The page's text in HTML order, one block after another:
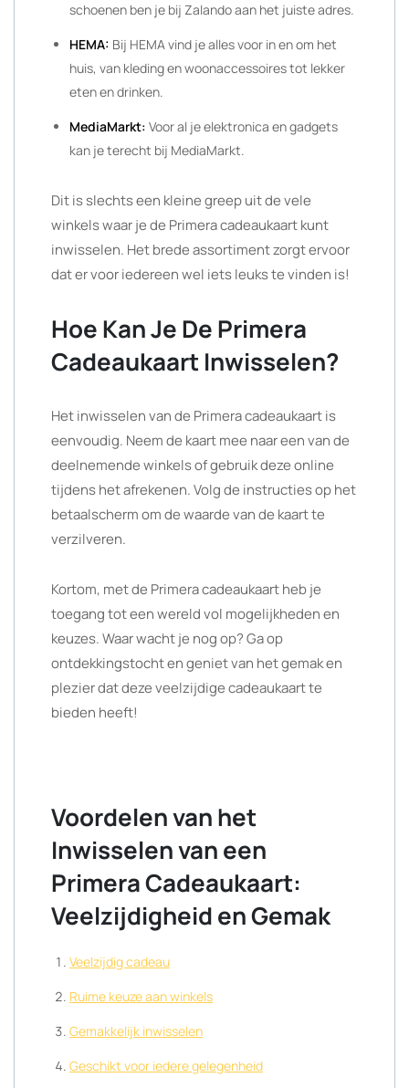
schoenen ben je bij Zalando aan het juiste adres.
HEMA: Bij HEMA vind je alles voor in en om het
huis, van kleding en woonaccessoires tot lekker
eten en drinken.
MediaMarkt: Voor al je elektronica en gadgets
kan je terecht bij MediaMarkt.
Dit is slechts een kleine greep uit de vele
winkels waar je de Primera cadeaukaart kunt
inwisselen. Het brede assortiment zorgt ervoor
dat er voor iedereen wel iets leuks te vinden is!
Hoe Kan Je De Primera
Cadeaukaart Inwisselen?
Het inwisselen van de Primera cadeaukaart is
eenvoudig. Neem de kaart mee naar een van de
deelnemende winkels of gebruik deze online
tijdens het afrekenen. Volg de instructies op het
betaalscherm om de waarde van de kaart te
verzilveren.
Kortom, met de Primera cadeaukaart heb je
toegang tot een wereld vol mogelijkheden en
keuzes. Waar wacht je nog op? Ga op
ontdekkingstocht en geniet van het gemak en
plezier dat deze veelzijdige cadeaukaart te
bieden heeft!
Voordelen van het
Inwisselen van een
Primera Cadeaukaart:
Veelzijdigheid en Gemak
Veelzijdig cadeau
Ruime keuze aan winkels
Gemakkelijk inwisselen
Geschikt voor iedere gelegenheid